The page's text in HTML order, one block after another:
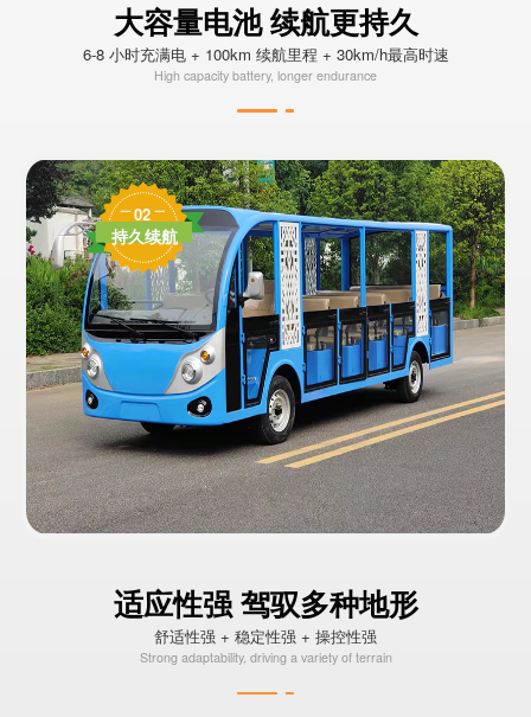
大容量电池 续航更持久
6-8 小时充满电 + 100km 续航里程 + 30km/h最高时速
High capacity battery, longer endurance
02
持久续航
适应性强 驾驭多种地形
舒适性强 + 稳定性强 + 操控性强
Strong adaptability, driving a variety of terrain